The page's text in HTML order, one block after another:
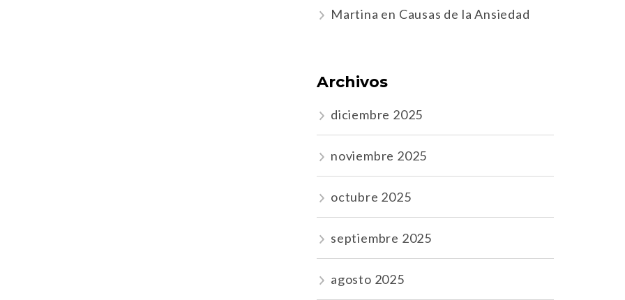
Martina en Causas de la Ansiedad
Archivos
diciembre 2025
noviembre 2025
octubre 2025
septiembre 2025
agosto 2025